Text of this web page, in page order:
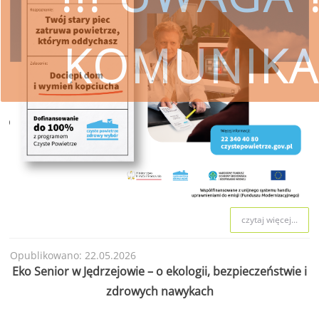
czytaj więcej
Wojewódzki Fundusz Ochrony
czytaj więcej...
Opublikowano: 22.05.2026
Eko Senior w Jędrzejowie – o ekologii, bezpieczeństwie i
zdrowych nawykach